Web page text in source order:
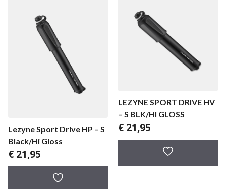
Lezyne Sport Drive HP – S
Black/Hi Gloss
€ 21,95
LEZYNE SPORT DRIVE HV
– S BLK/HI GLOSS
€ 21,95